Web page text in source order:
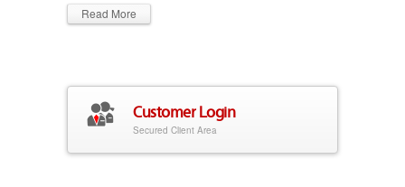
Read More
Customer Login
Secured Client Area